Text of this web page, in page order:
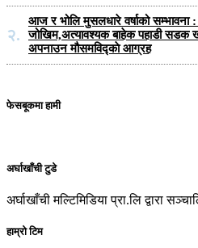
२.
आज र भोलि मुसलधारे वर्षाको सम्भावना :
जोखिम,अत्यावश्यक बाहेक पहाडी सडक
अपनाउन मौसमविद्काे आग्रह
फेसबूकमा हामी
अर्घाखाँची टुडे
अर्घाखाँची मल्टिमिडिया प्रा.लि द्वारा
हाम्रो टिम